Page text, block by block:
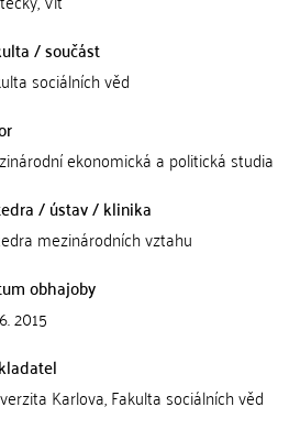
/ součást
sociálních věd
ekonomická a politická studia
/ ústav / klinika
mezinárodních vztahu
obhajoby
2015
Karlova, Fakulta sociálních věd